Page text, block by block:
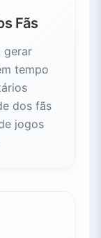
Fãs
gerar
tempo
dos fãs
jogos